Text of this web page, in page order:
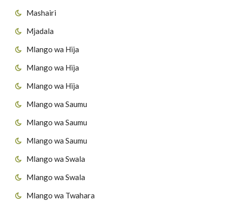
Mashairi
Mjadala
Mlango wa Hija
Mlango wa Hija
Mlango wa Hija
Mlango wa Saumu
Mlango wa Saumu
Mlango wa Saumu
Mlango wa Swala
Mlango wa Swala
Mlango wa Twahara